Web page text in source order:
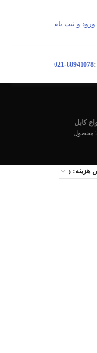
ورود و ثبت نام
ورود / ثبت نام
88941078-021
کابل